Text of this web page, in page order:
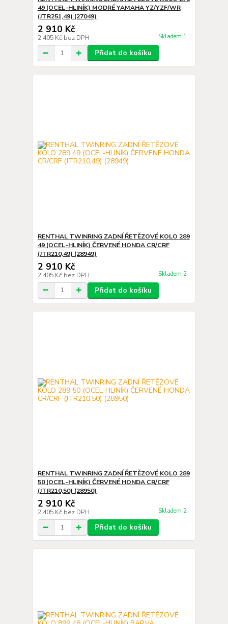
49 (OCEL-HLINÍK) MODRÉ YAMAHA YZ/YZF/WR
(JTR251,49) (27049)
2 910 Kč
2 405 Kč bez DPH Skladem 1
Přidat do košíku
RENTHAL TWINRING ZADNÍ ŘETĚZOVÉ KOLO 289
49 (OCEL-HLINÍK) ČERVENÉ HONDA CR/CRF
(JTR210,49) (28949)
2 910 Kč
2 405 Kč bez DPH Skladem 2
Přidat do košíku
RENTHAL TWINRING ZADNÍ ŘETĚZOVÉ KOLO 289
50 (OCEL-HLINÍK) ČERVENÉ HONDA CR/CRF
(JTR210,50) (28950)
2 910 Kč
2 405 Kč bez DPH Skladem 2
Přidat do košíku